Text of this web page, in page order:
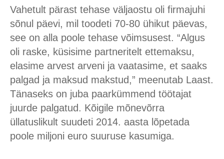
Vahetult pärast tehase väljaostu oli firmajuhi
sõnul päevi, mil toodeti 70-80 ühikut päevas,
see on alla poole tehase võimsusest. “Algus
oli raske, küsisime partneritelt ettemaksu,
elasime arvest arveni ja vaatasime, et saaks
palgad ja maksud makstud,” meenutab Laast.
Tänaseks on juba paarkümmend töötajat
juurde palgatud. Kõigile mõnevõrra
üllatuslikult suudeti 2014. aasta lõpetada
poole miljoni euro suuruse kasumiga.